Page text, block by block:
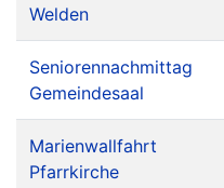
Welden
Seniorennachmittag
Gemeindesaal
Marienwallfahrt
Pfarrkirche